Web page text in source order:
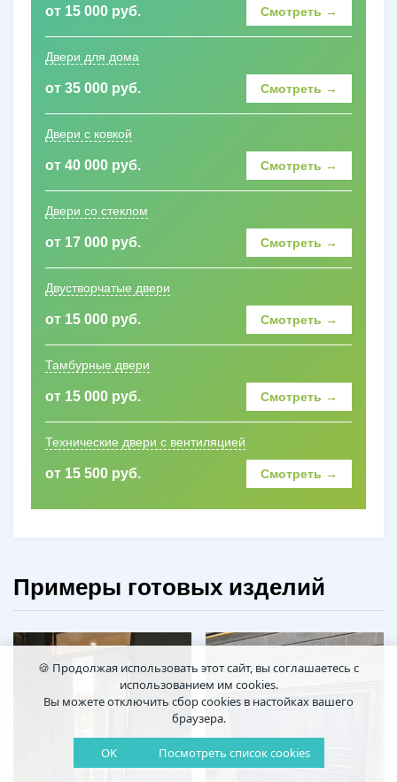
от 15 000 руб. Смотреть →
Двери для дома
от 35 000 руб. Смотреть →
Двери с ковкой
от 40 000 руб. Смотреть →
Двери со стеклом
от 17 000 руб. Смотреть →
Двустворчатые двери
от 15 000 руб. Смотреть →
Тамбурные двери
от 15 000 руб. Смотреть →
Технические двери с вентиляцией
от 15 500 руб. Смотреть →
Примеры готовых изделий
🍪 Продолжая использовать этот сайт, вы соглашаетесь с
использованием им cookies.
Вы можете отключить сбор cookies в настойках вашего
браузера.
OK Посмотреть список cookies